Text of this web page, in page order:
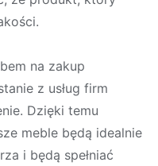
na zakup
z usług firm
Dzięki temu
meble będą idealnie
i będą spełniać